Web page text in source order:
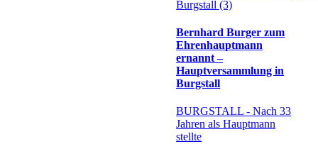
Bernhard Burger zum
Ehrenhauptmann
ernannt –
Hauptversammlung in
Burgstall
BURGSTALL - Nach 33
Jahren als Hauptmann
stellte